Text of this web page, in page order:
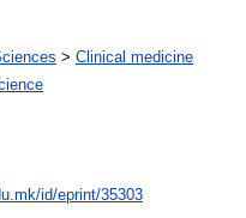
> Clinical medicine
id/eprint/35303